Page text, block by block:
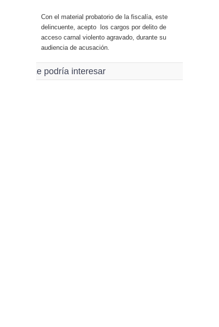
Con el material probatorio de la fiscalía, este
delincuente, acepto los cargos por delito de
acceso carnal violento agravado, durante su
audiencia de acusación.
Le podría interesar